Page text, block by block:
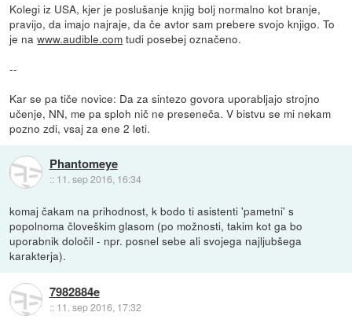
Kolegi iz USA, kjer je poslušanje knjig bolj normalno kot branje,
pravijo, da imajo najraje, da če avtor sam prebere svojo knjigo. To
je nawww.audible.com tudi posebej označeno.
--
Kar se pa tiče novice: Da za sintezo govora uporabljajo strojno
učenje, NN, me pa sploh nič ne preseneča. V bistvu se mi nekam
pozno zdi, vsaj za ene 2 leti.
Phantomeye
:: 11. sep 2016, 16:34
komaj čakam na prihodnost, k bodo ti asistenti 'pametni' s
popolnoma človeškim glasom (po možnosti, takim kot ga bo
uporabnik določil - npr. posnel sebe ali svojega najljubšega
karakterja).
7982884e
:: 11. sep 2016, 17:32